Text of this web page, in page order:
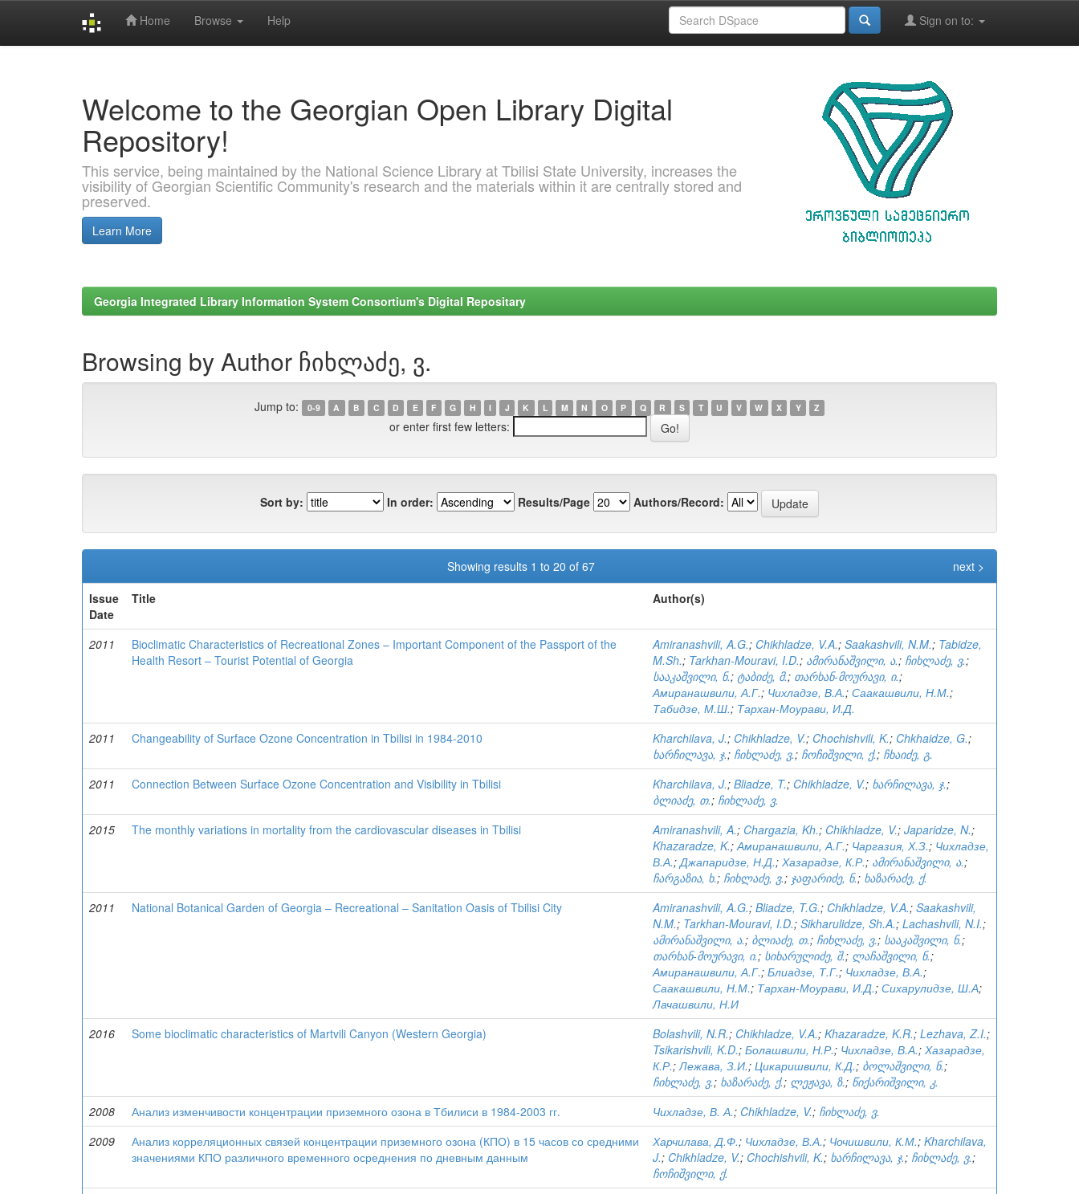
Home Browse Help Sign on to:
Welcome to the Georgian Open Library Digital
Repository!
This service, being maintained by the National Science Library at Tbilisi State University, increases the
visibility of Georgian Scientific Community's research and the materials within it are centrally stored and
preserved.
Learn More
Georgia Integrated Library Information System Consortium's Digital Repositary
Browsing by Author ჩიხლაძე, ვ.
Jump to: 0-9 A B C D E F G H I J K L M N O P Q R S T U V W X Y Z
or enter first few letters:
Sort by: In order: Results/Page Authors/Record:
Showing results 1 to 20 of 67
next >
Issue
Date
Title Author(s)
2011
Bioclimatic Characteristics of Recreational Zones – Important Component of the Passport of the
Health Resort – Tourist Potential of Georgia
Amiranashvili, A.G.; Chikhladze, V.A.; Saakashvili, N.M.; Tabidze,
M.Sh.; Tarkhan-Mouravi, I.D.; ამირანაშვილი, ა.; ჩიხლაძე, ვ.;
სააკაშვილი, ნ.; ტაბიძე, მ.; თარხან-მოურავი, ი.;
Амиранашвили, А.Г.; Чихладзе, В.А.; Саакашвили, Н.М.;
Табидзе, М.Ш.; Тархан-Моурави, И.Д.
2011
Changeability of Surface Ozone Concentration in Tbilisi in 1984-2010 Kharchilava, J.; Chikhladze, V.; Chochishvili, K.; Chkhaidze, G.;
ხარჩილავა, ჯ.; ჩიხლაძე, ვ.; ჩოჩიშვილი, ქ.; ჩხაიძე, გ.
2011
Connection Between Surface Ozone Concentration and Visibility in Tbilisi Kharchilava, J.; Bliadze, T.; Chikhladze, V.; ხარჩილავა, ჯ.;
ბლიაძე, თ.; ჩიხლაძე, ვ.
2015
The monthly variations in mortality from the cardiovascular diseases in Tbilisi Amiranashvili, A.; Chargazia, Kh.; Chikhladze, V.; Japaridze, N.;
Khazaradze, K.;Амиранашвили, А.Г.; Чаргазия, Х.З.; Чихладзе,
В.А.;Джапаридзе, Н.Д.; Хазарадзе, К.Р.; ამირანაშვილი, ა.;
ჩარგაზია, ხ.; ჩიხლაძე, ვ.; ჯაფარიძე, ნ.; ხაზარაძე, ქ.
2011
National Botanical Garden of Georgia – Recreational – Sanitation Oasis of Tbilisi City Amiranashvili, A.G.; Bliadze, T.G.; Chikhladze, V.A.; Saakashvili,
N.M.; Tarkhan-Mouravi, I.D.; Sikharulidze, Sh.A.; Lachashvili, N.I.;
ამირანაშვილი, ა.; ბლიაძე, თ.; ჩიხლაძე, ვ.; სააკაშვილი, ნ.;
თარხან-მოურავი, ი.; სიხარულიძე, შ.; ლაჩაშვილი, ნ.;
Амиранашвили, А.Г.; Блиадзе, Т.Г.; Чихладзе, В.А.;
Саакашвили, Н.М.; Тархан-Моурави, И.Д.; Сихарулидзе, Ш.А;
Лачашвили, Н.И
2016
Some bioclimatic characteristics of Martvili Canyon (Western Georgia) Bolashvili, N.R.; Chikhladze, V.A.; Khazaradze, K.R.; Lezhava, Z.I.;
Tsikarishvili, K.D.; Болашвили, Н.Р.; Чихладзе, В.А.; Хазарадзе,
К.Р.;Лежава, З.И.; Цикаришвили, К.Д.; ბოლაშვილი, ნ.;
ჩიხლაძე, ვ.; ხაზარაძე, ქ.; ლეჟავა, ზ.; წიქარიშვილი, კ.
2008
Анализ изменчивости концентрации приземного озона в Тбилиси в 1984-2003 гг. Чихладзе, В. А.; Chikhladze, V.; ჩიხლაძე, ვ.
2009
Анализ корреляционных связей концентрации приземного озона (КПО) в 15 часов со средними
значениями КПО различного временного осреднения по дневным данным
Харчилава, Д.Ф.; Чихладзе, В.А.; Чочишвили, К.М.; Kharchilava,
J.; Chikhladze, V.; Chochishvili, K.; ხარჩილავა, ჯ.; ჩიხლაძე, ვ.;
ჩოჩიშვილი, ქ.